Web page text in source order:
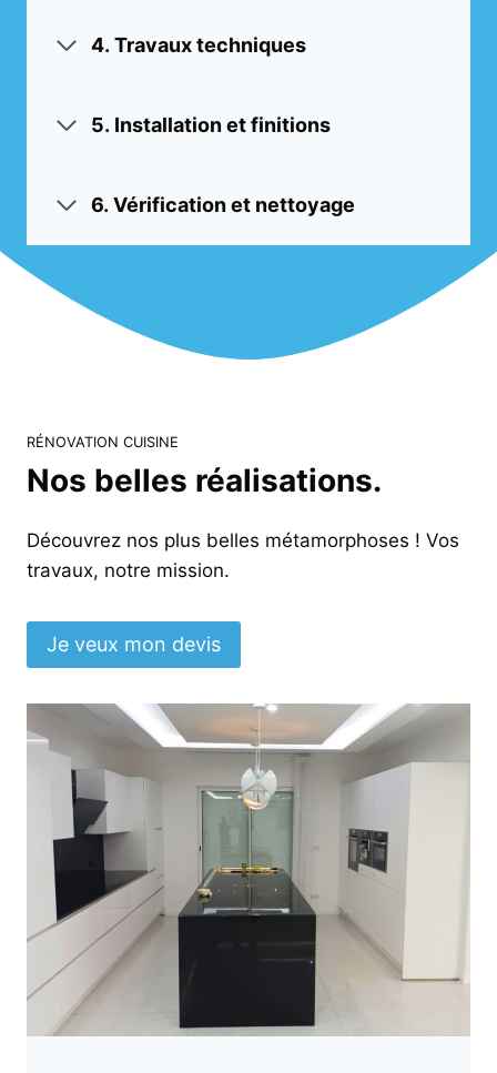
4. Travaux techniques
5. Installation et finitions
6. Vérification et nettoyage
RÉNOVATION CUISINE
Nos belles réalisations.
Découvrez nos plus belles métamorphoses ! Vos
travaux, notre mission.
Je veux mon devis